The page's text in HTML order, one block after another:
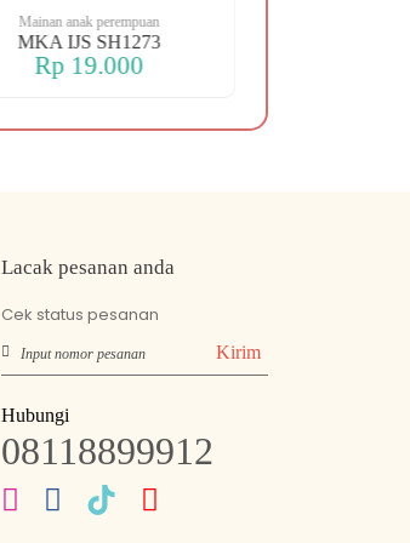
Mainan anak perempuan
MKA IJS SH1273
Rp 19.000
Lacak pesanan anda
Cek status pesanan
Kirim
Hubungi
08118899912